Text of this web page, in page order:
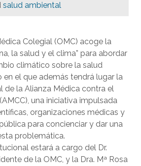
salud ambiental
Colegial (OMC) acoge la
la salud y el clima” para abordar
climático sobre la salud
en el que además tendrá lugar la
de la Alianza Médica contra el
una iniciativa impulsada
organizaciones médicas y
para concienciar y dar una
problemática.
estará a cargo del Dr.
de la OMC, y la Dra. Mª Rosa